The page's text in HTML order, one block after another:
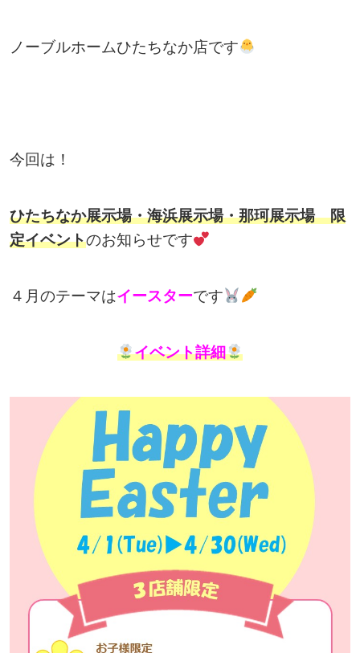
ノーブルホームひたちなか店です
今回は！
ひたちなか展示場・海浜展示場・那珂展示場 限
定イベントのお知らせです
４月のテーマはイースターです
イベント詳細